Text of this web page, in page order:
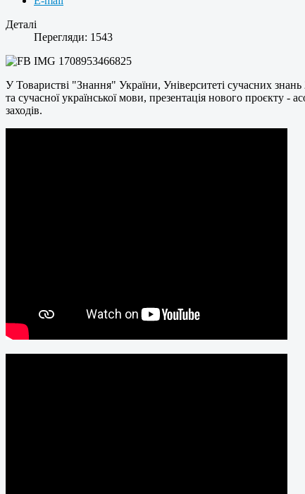
Деталі
Перегляди: 1543
У Товаристві "Знання" України, Університеті сучасних
та сучасної української мови, презентація нового проєкту -
заходів.